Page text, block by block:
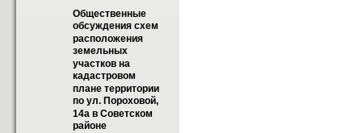
Общественные
обсуждения схем
расположения
земельных
участков на
кадастровом
плане территории
по ул. Пороховой,
14а в Советском
районе